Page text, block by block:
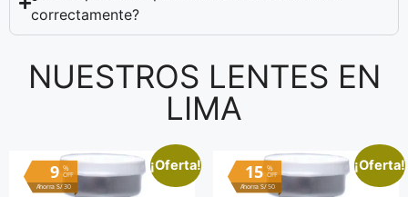
correctamente?
NUESTROS LENTES EN
LIMA
¡Oferta!
%
OFF
9
Ahorra S/ 30
¡Oferta!
%
OFF
15
Ahorra S/ 50